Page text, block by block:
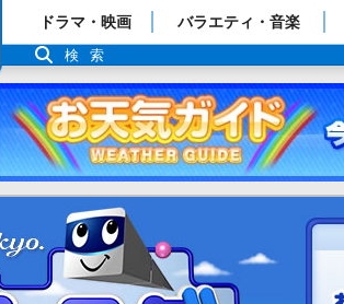
「TBSテレビ」トップページ
番組表
ドラマ・映画 バラエティ・音楽
検索